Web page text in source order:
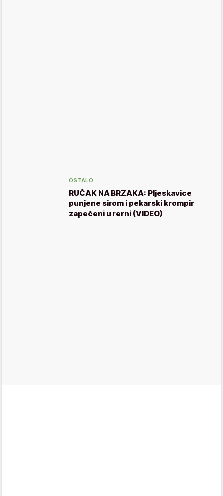
OSTALO
RUČAK NA BRZAKA: Pljeskavice
punjene sirom i pekarski krompir
zapečeni u rerni (VIDEO)